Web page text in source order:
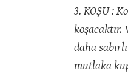
3. KOŞU :
daha
mutlaka